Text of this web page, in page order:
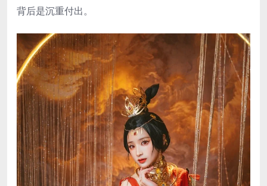
背后是沉重付出。